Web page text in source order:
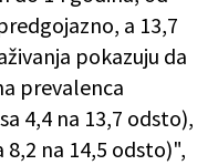
a 13,7
pokazuju da
prevalenca
4,4 na 13,7 odsto),
na 14,5 odsto)",